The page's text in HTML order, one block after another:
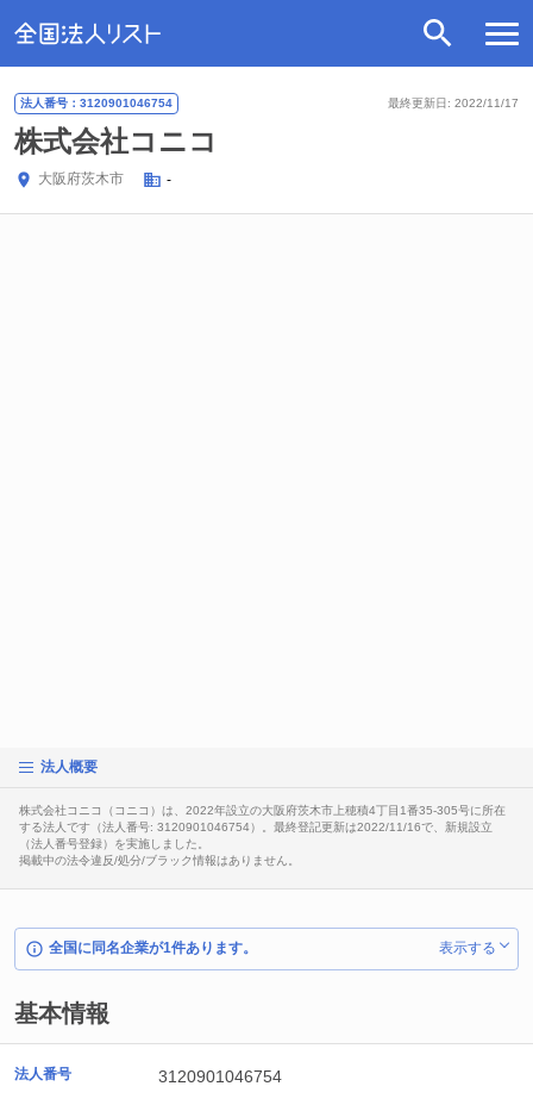
最終更新日: 2022/11/17
法人番号：3120901046754
株式会社コニコ
大阪府茨木市 -
法人概要
株式会社コニコ（コニコ）は、2022年設立の大阪府茨木市上穂積4丁目1番35-305号に所在
する法人です（法人番号: 3120901046754）。最終登記更新は2022/11/16で、新規設立
（法人番号登録）を実施しました。
掲載中の法令違反/処分/ブラック情報はありません。
全国に同名企業が1件あります。 表示する
基本情報
法人番号 3120901046754